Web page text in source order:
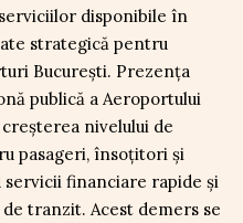
disponibile în
strategică pentru
București. Prezența
publică a Aeroportului
nivelului de
pasageri, însoțitori și
financiare rapide și
tranzit. Acest demers se